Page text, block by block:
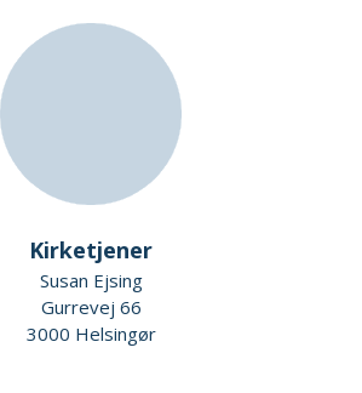
Kirketjener
Susan Ejsing
Gurrevej 66
3000 Helsingør